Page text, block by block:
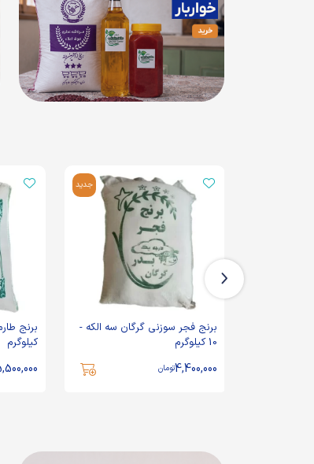
جدید
برنج فجر سوزنی گرگان سه الکه -
10 کیلوگرم
4,400,000تومان
کیلوگرم